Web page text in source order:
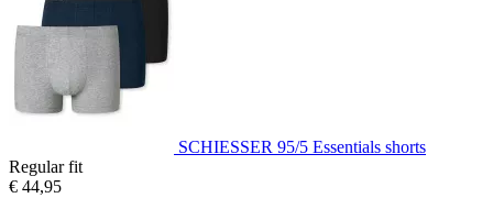
SCHIESSER 95/5 Essentials shorts
Regular fit
€ 44,95